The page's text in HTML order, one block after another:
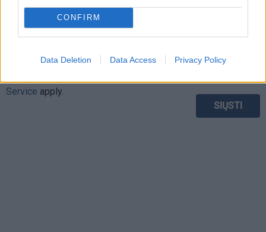
CONFIRM
Data Deletion Data Access Privacy Policy
Sutinku su taisyklėmis
reCAPTCHA and the Google
Service apply.